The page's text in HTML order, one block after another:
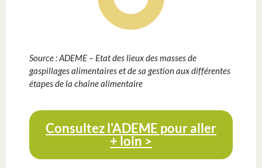
Source : ADEME – Etat des lieux des masses de
gaspillages alimentaires et de sa gestion aux différentes
étapes de la chaîne alimentaire
Consultez l'ADEME pour aller
+ loin >